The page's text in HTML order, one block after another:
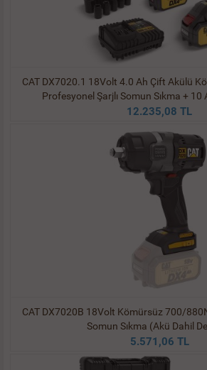
CAT DX7020.1 18Volt 4.0 Ah Çift Akülü
Profesyonel Şarjlı Somun Sıkma +
12.235,08 TL
CAT DX7020B 18Volt Kömürsüz 700/
Somun Sıkma (Akü Dahil
5.571,06 TL